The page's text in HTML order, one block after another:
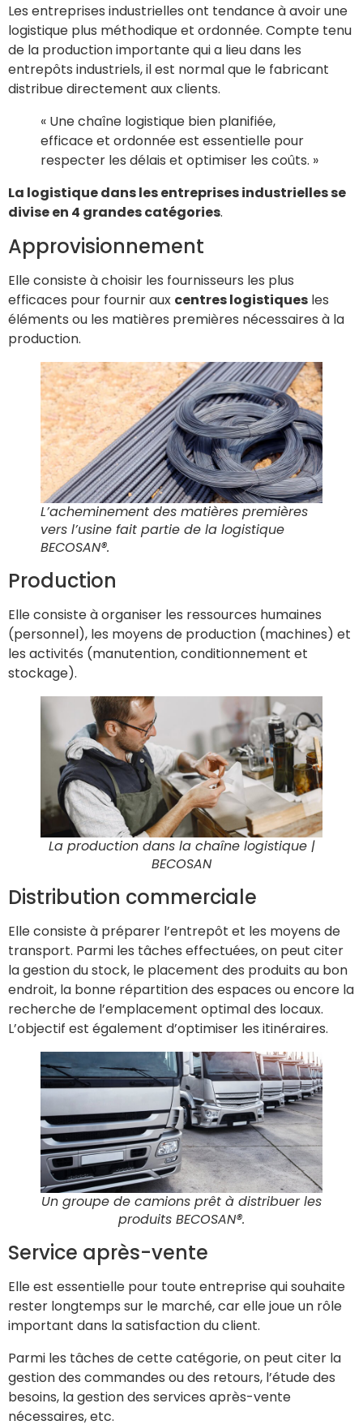
Les entreprises industrielles ont tendance à avoir une
logistique plus méthodique et ordonnée. Compte tenu
de la production importante qui a lieu dans les
entrepôts industriels, il est normal que le fabricant
distribue directement aux clients.
« Une chaîne logistique bien planifiée,
efficace et ordonnée est essentielle pour
respecter les délais et optimiser les coûts. »
La logistique dans les entreprises industrielles se
divise en 4 grandes catégories.
Approvisionnement
Elle consiste à choisir les fournisseurs les plus
efficaces pour fournir aux centres logistiques les
éléments ou les matières premières nécessaires à la
production.
L’acheminement des matières premières
vers l’usine fait partie de la logistique
BECOSAN®.
Production
Elle consiste à organiser les ressources humaines
(personnel), les moyens de production (machines) et
les activités (manutention, conditionnement et
stockage).
La production dans la chaîne logistique|
BECOSAN
Distribution commerciale
Elle consiste à préparer l’entrepôt et les moyens de
transport. Parmi les tâches effectuées, on peut citer
la gestion du stock, le placement des produits au bon
endroit, la bonne répartition des espaces ou encore la
recherche de l’emplacement optimal des locaux.
L’objectif est également d’optimiser les itinéraires.
Un groupe de camions prêt à distribuer les
produits BECOSAN®.
Service après-vente
Elle est essentielle pour toute entreprise qui souhaite
rester longtemps sur le marché, car elle joue un rôle
important dans la satisfaction du client.
Parmi les tâches de cette catégorie, on peut citer la
gestion des commandes ou des retours, l’étude des
besoins, la gestion des services après-vente
nécessaires, etc.